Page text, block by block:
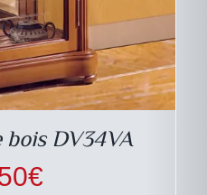
DV34VA
€
DU
PRODUIT
A
PLUSIEURS
VARIATIONS.
LES
OPTIONS
PEUVENT
ÊTRE